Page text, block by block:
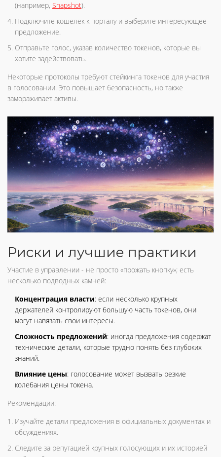
(например, Snapshot).
Подключите кошелёк к порталу и выберите интересующее
предложение.
Отправьте голос, указав количество токенов, которые вы
хотите задействовать.
Некоторые протоколы требуют стейкинга токенов для участия
в голосовании. Это повышает безопасность, но также
замораживает активы.
Риски и лучшие практики
Участие в управлении - не просто «прожать кнопку»; есть
несколько подводных камней:
Концентрация власти: если несколько крупных
держателей контролируют большую часть токенов, они
могут навязать свои интересы.
Сложность предложений: иногда предложения содержат
технические детали, которые трудно понять без глубоких
знаний.
Влияние цены: голосование может вызвать резкие
колебания цены токена.
Рекомендации:
Изучайте детали предложения в официальных документах и
обсуждениях.
Следите за репутацией крупных голосующих и их историей